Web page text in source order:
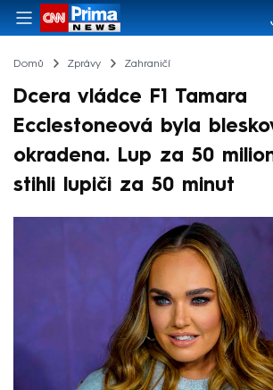
Domů Zprávy Zahraničí
Dcera vládce F1 Tamara
Ecclestoneová byla
okradena. Lup za 50
stihli lupiči za 50 minut